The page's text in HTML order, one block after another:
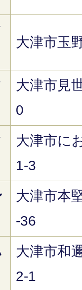
大津市玉
大津市見
0
大津市に
1-3
大津市本
-36
大津市和
2-1